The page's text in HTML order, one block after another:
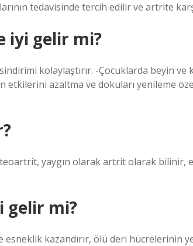
tedavisinde tercih edilir ve artrite
iyi gelir mi?
kolaylaştırır. -Çocuklarda beyin ve
etkilerini azaltma ve dokuları yenileme
yaygın olarak artrit olarak bilinir,
gelir mi?
esneklik kazandırır, ölü deri hücrelerinin